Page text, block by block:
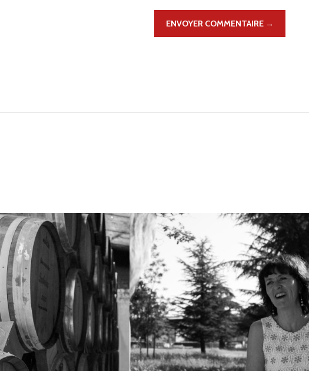
ENVOYER COMMENTAIRE →